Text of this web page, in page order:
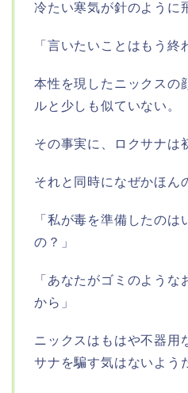
冷たい寒気が針のように
「言いたいことはもう終
本性を現したニックスの
ルと少しも似ていない。
その事実に、ロクサナは
それと同時になぜかほん
「私が毒を準備したのは
の？」
「あなたがゴミのよう
から」
ニックスはもはや不器用
サナを騙す気はないよう